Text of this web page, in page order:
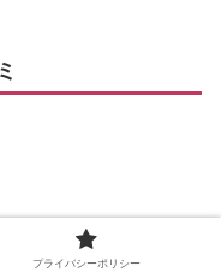
高温、高湿度の
プライバシーポリシー